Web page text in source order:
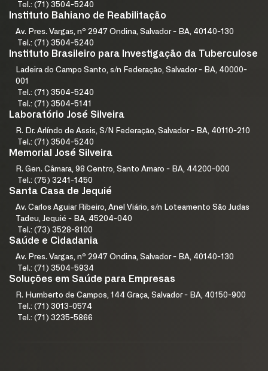
Tel.: (71) 3504-5240
Instituto Bahiano de Reabilitação
Av. Pres. Vargas, nº 2947 Ondina, Salvador - BA, 40140-130
Tel.: (71) 3504-5240
Instituto Brasileiro para Investigação da Tuberculose
Ladeira do Campo Santo, s/n Federação, Salvador - BA, 40000-
001
Tel.: (71) 3504-5240
Tel.: (71) 3504-5141
Laboratório José Silveira
R. Dr. Arlíndo de Assis, S/N Federação, Salvador - BA, 40110-210
Tel.: (71) 3504-5240
Memorial José Silveira
R. Gen. Câmara, 98 Centro, Santo Amaro - BA, 44200-000
Tel.: (75) 3241-1450
Santa Casa de Jequié
Av. Carlos Aguiar Ribeiro, Anel Viário, s/n Loteamento São Judas
Tadeu, Jequié - BA, 45204-040
Tel.: (73) 3528-8100
Saúde e Cidadania
Av. Pres. Vargas, nº 2947 Ondina, Salvador - BA, 40140-130
Tel.: (71) 3504-5934
Soluções em Saúde para Empresas
R. Humberto de Campos, 144 Graça, Salvador - BA, 40150-900
Tel.: (71) 3013-0574
Tel.: (71) 3235-5866